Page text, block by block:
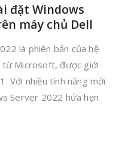
đặt Windows
máy chủ Dell
là phiên bản của hệ
từ Microsoft, được giới
Với nhiều tính năng mới
Server 2022 hứa hẹn